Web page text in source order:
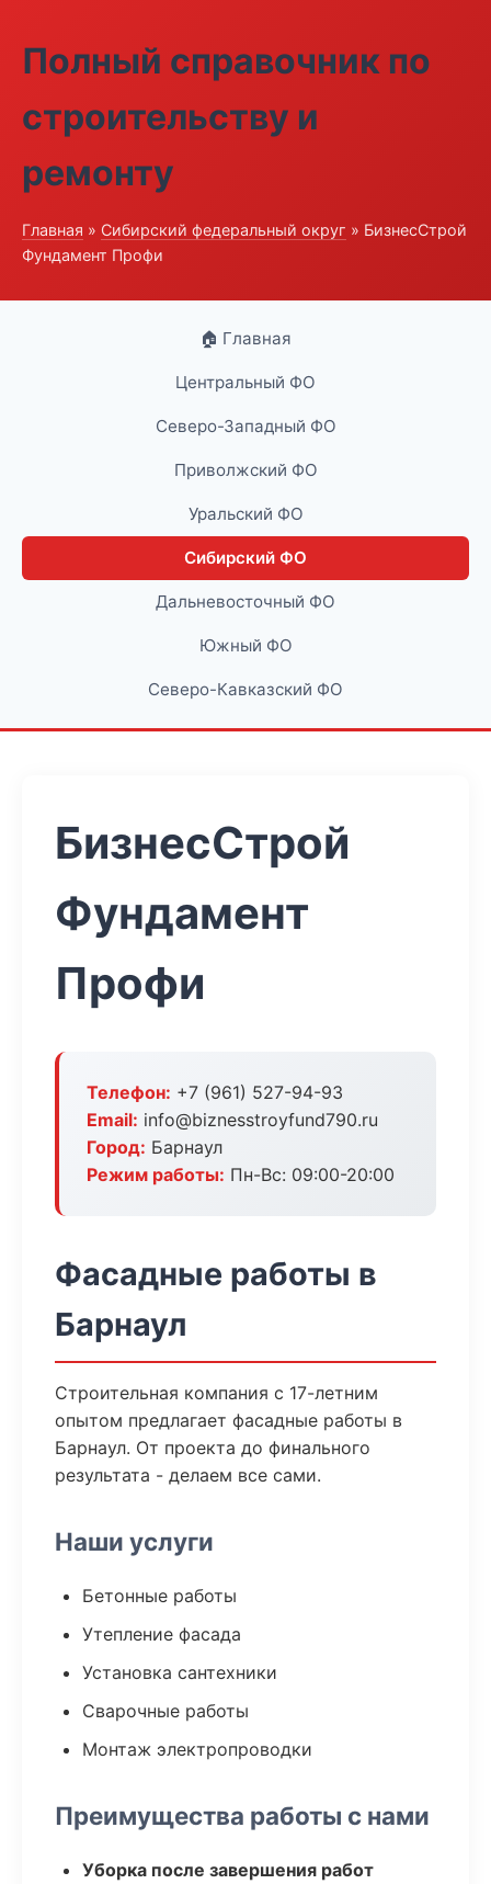
Полный справочник по
строительству и
ремонту
Главная » Сибирский федеральный округ » БизнесСтрой
Фундамент Профи
🏠 Главная
Центральный ФО
Северо-Западный ФО
Приволжский ФО
Уральский ФО
Сибирский ФО
Дальневосточный ФО
Южный ФО
Северо-Кавказский ФО
БизнесСтрой
Фундамент
Профи
Телефон: +7 (961) 527-94-93
Email: info@biznesstroyfund790.ru
Город: Барнаул
Режим работы: Пн-Вс: 09:00-20:00
Фасадные работы в
Барнаул
Строительная компания с 17-летним
опытом предлагает фасадные работы в
Барнаул. От проекта до финального
результата - делаем все сами.
Наши услуги
Бетонные работы
Утепление фасада
Установка сантехники
Сварочные работы
Монтаж электропроводки
Преимущества работы с нами
Уборка после завершения работ